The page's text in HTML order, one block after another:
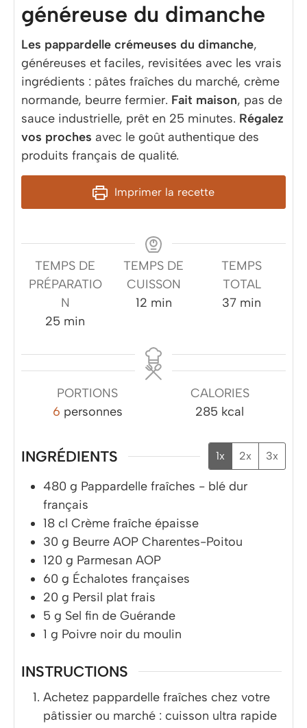
généreuse du dimanche
Les pappardelle crémeuses du dimanche,
généreuses et faciles, revisitées avec les vrais
ingrédients : pâtes fraîches du marché, crème
normande, beurre fermier. Fait maison, pas de
sauce industrielle, prêt en 25 minutes. Régalez
vos proches avec le goût authentique des
produits français de qualité.
Imprimer la recette
TEMPS DE
PRÉPARATIO
N
25 minutes
min
TEMPS DE
CUISSON
12minutes
min
TEMPS
TOTAL
37minutes
min
PORTIONS
6 personnes
CALORIES
285 kcal
INGRÉDIENTS 1x 2x 3x
480 g Pappardelle fraîches - blé dur
français
18 cl Crème fraîche épaisse
30 g Beurre AOP Charentes-Poitou
120 g Parmesan AOP
60 g Échalotes françaises
20 g Persil plat frais
5 g Sel fin de Guérande
1 g Poivre noir du moulin
INSTRUCTIONS
Achetez pappardelle fraîches chez votre
pâtissier ou marché : cuisson ultra rapide